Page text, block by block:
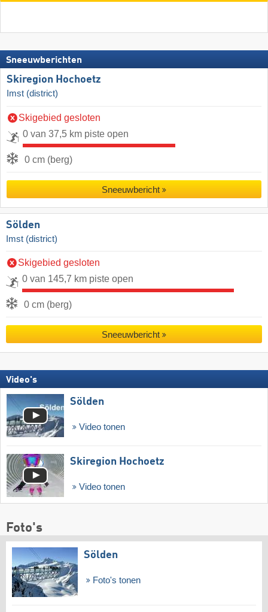
Sneeuwberichten
Skiregion Hochoetz
Imst (district)
Skigebied gesloten
0 van 37,5 km piste open
0 cm (berg)
Sneeuwbericht
Sölden
Imst (district)
Skigebied gesloten
0 van 145,7 km piste open
0 cm (berg)
Sneeuwbericht
Video's
Sölden
Video tonen
Skiregion Hochoetz
Video tonen
Foto's
Sölden
Foto's tonen